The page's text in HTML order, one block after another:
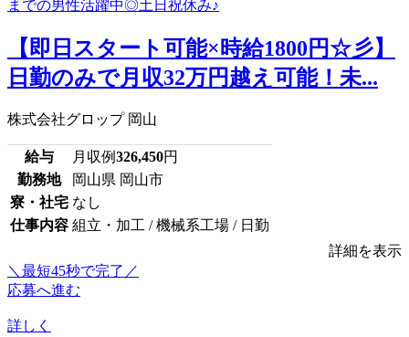
【即日スタート可能×時給1800円☆彡】
日勤のみで月収32万円越え可能！未...
株式会社グロップ 岡山
給与 月収例326,450円
勤務地
岡山県 岡山市
寮・社宅 なし
仕事内容 組立・加工 / 機械系工場 / 日勤
詳細を表示
＼最短45秒で完了／
応募へ進む
詳しく